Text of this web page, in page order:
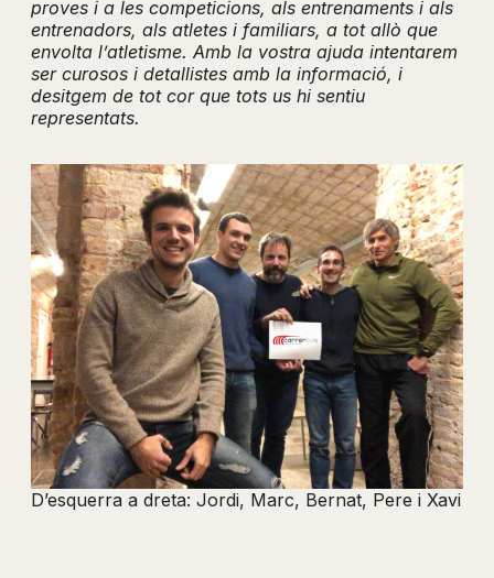
proves i a les competicions, als entrenaments i als
entrenadors, als atletes i familiars, a tot allò que
envolta l’atletisme. Amb la vostra ajuda intentarem
ser curosos i detallistes amb la informació, i
desitgem de tot cor que tots us hi sentiu
representats.
D’esquerra a dreta: Jordi, Marc, Bernat, Pere i Xavi